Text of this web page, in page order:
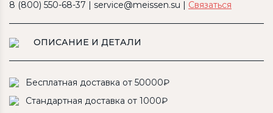
8 (800) 550-68-37 | service@meissen.su | Связаться
ОПИСАНИЕ И ДЕТАЛИ
Бесплатная доставка от 50000₽
Стандартная доставка от 1000₽